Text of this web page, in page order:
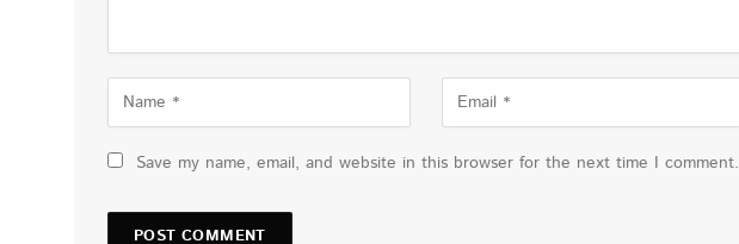
Save my name, email, and website in this browser for the next time I comment.